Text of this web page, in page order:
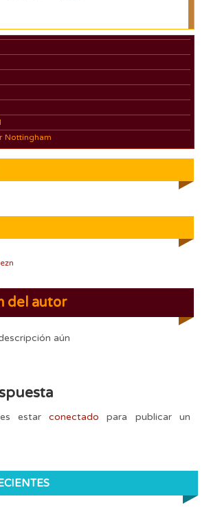
Nottingham
del autor
aún
estarconectado para publicar un